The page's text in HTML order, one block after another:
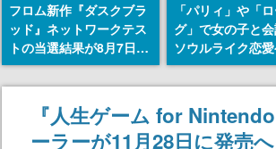
フロム新作『ダスクブラ
ッド』ネットワークテス
トの当選結果が8月7日22
時に発表。応募サイトの
マイページから確認可
能、テスト実施は8月21
日～24日
「パリィ」や「
グ」で女の子と
ソウルライク恋
『小早川さんは
イク』無料公開
失敗すると「YOU
DIED」
『人生ゲーム for
ーラーが11月28日に発売